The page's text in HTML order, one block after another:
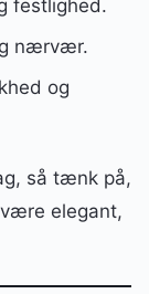
festlighed.
nærvær.
og
så tænk på,
elegant,